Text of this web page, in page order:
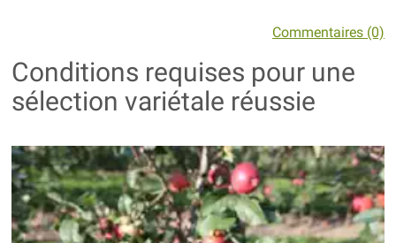
Commentaires (0)
Conditions requises pour une
sélection variétale réussie